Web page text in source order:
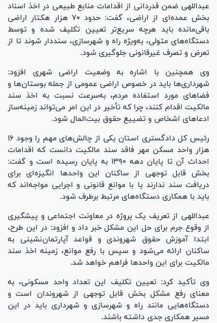
عبداللهی ضمن قدردانی از اقدامات منابع طبیعی در اخذ اسناد
بخش عمده‌ای از اراضی، گفت: حدود ۷۰ هزار هکتار اراضی
باقی‌مانده باید هرچه سریع‌تر تعیین تکلیف شده و توسط
دستگاه‌های متولی، به‌ویژه راه و شهرسازی، سنددار شوند تا از
تعرض و تصرف غیرقانونی جلوگیری شود.
وی همچنین با اشاره به وضعیت اراضی شهری افزود:
شهرداری‌ها باید در خصوص اراضی عمومی از جمله بوستان‌ها و
فضا‌های مورد استفاده مردم، به‌سرعت نسبت به اخذ سند
مالکیت اقدام کنند، چرا که تأخیر در این امر می‌تواند زمینه‌ساز
ادعا‌های اشخاص و تضییع حقوق بیت‌المال شود.
رئیس کل دادگستری استان یکی از چالش‌های مهم را وجود ۱۶
هزار واحد مسکن مهر فاقد سند مالکیت دانست که اقدامات
احداث آن تا پایان دهه ۱۳۹۰ به پایان رسیده است و گفت:
بخش قابل توجهی از ساکنان این واحد‌ها انگیزه‌ای برای
دریافت سند ندارند یا با موانع قانونی و اجرایی مواجه‌اند که
باید با همکاری دستگاه‌های مرتبط برطرف شود.
عبداللهی از تعریف یک پروژه در معاونت اجتماعی و پیشگیری
از وقوع جرم برای حل این مشکل خبر داد و افزود: در این طرح،
ابتدا آموزش حقوق شهروندی و قواعد آپارتمان‌نشینی به
ساکنان ارائه می‌شود و سپس با رفع موانع، زمینه اخذ سند
مالکیت برای این واحد‌ها فراهم خواهد شد.
وی تأکید کرد: تعیین تکلیف این تعداد واحد مسکونی، به
معنای رفع مشکل بخش قابل توجهی از شهروندان است و
دستگاه‌هایی مانند راه و شهرسازی و شهرداری باید در این
مسیر همکاری جدی داشته باشند.